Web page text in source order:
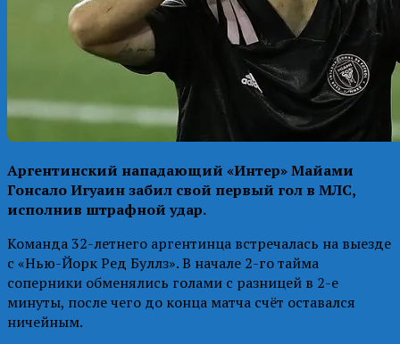
Аргентинский нападающий «Интер» Майами
Гонсало Игуаин забил свой первый гол в МЛС,
исполнив штрафной удар.
Команда 32-летнего аргентинца встречалась на выезде
с «Нью-Йорк Ред Буллз». В начале 2-го тайма
соперники обменялись голами с разницей в 2-е
минуты, после чего до конца матча счёт оставался
ничейным.